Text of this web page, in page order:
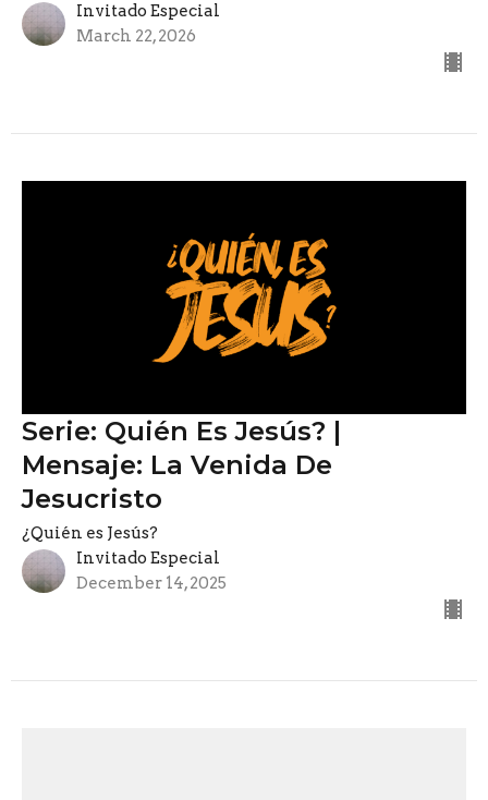
Invitado Especial
March 22, 2026
Serie: Quién Es Jesús? |
Mensaje: La Venida De
Jesucristo
¿Quién es Jesús?
Invitado Especial
December 14, 2025